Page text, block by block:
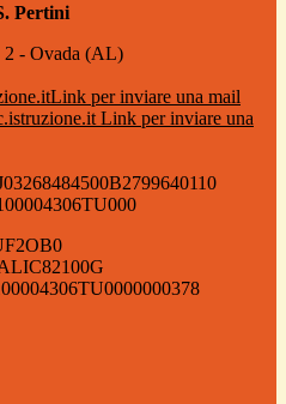
Pertini
2 - Ovada (AL)
Link per inviare una mail
Link per inviare una